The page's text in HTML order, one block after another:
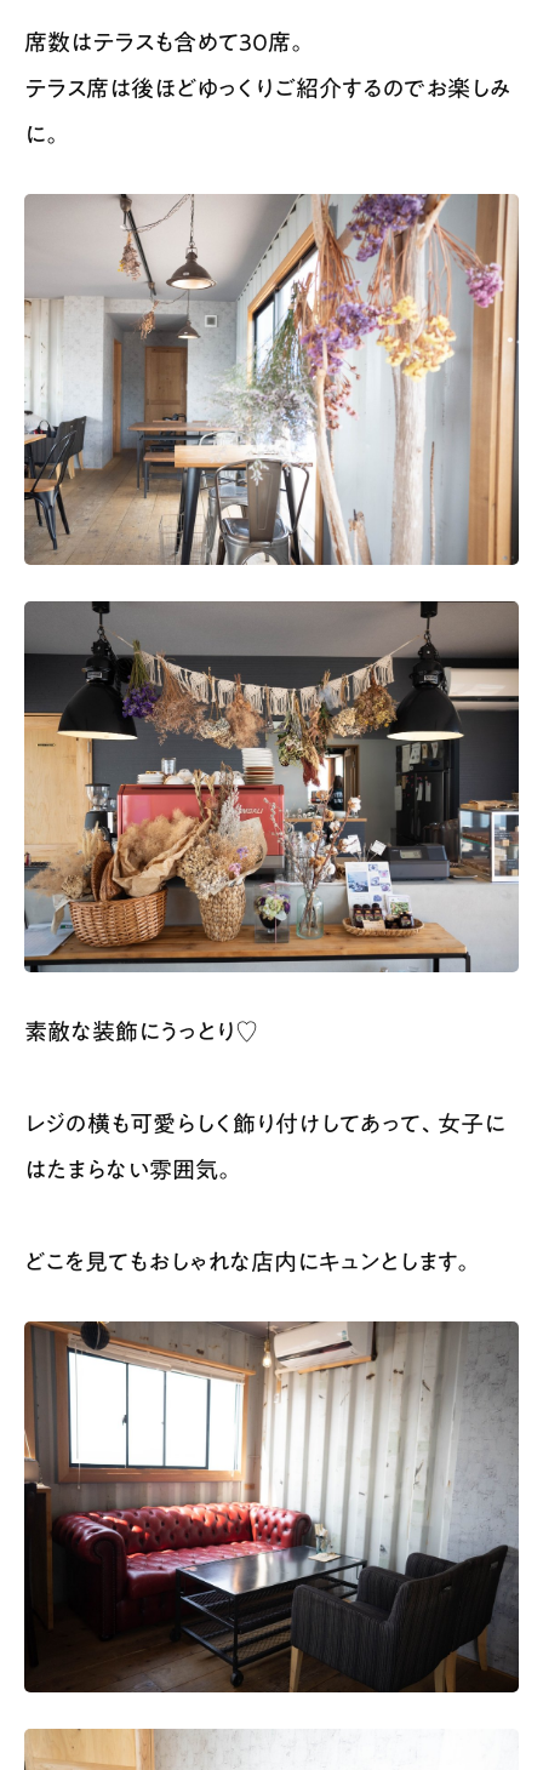
席数はテラスも含めて30席。
テラス席は後ほどゆっくりご紹介するのでお楽しみ
に。
素敵な装飾にうっとり♡
レジの横も可愛らしく飾り付けしてあって、女子に
はたまらない雰囲気。
どこを見てもおしゃれな店内にキュンとします。